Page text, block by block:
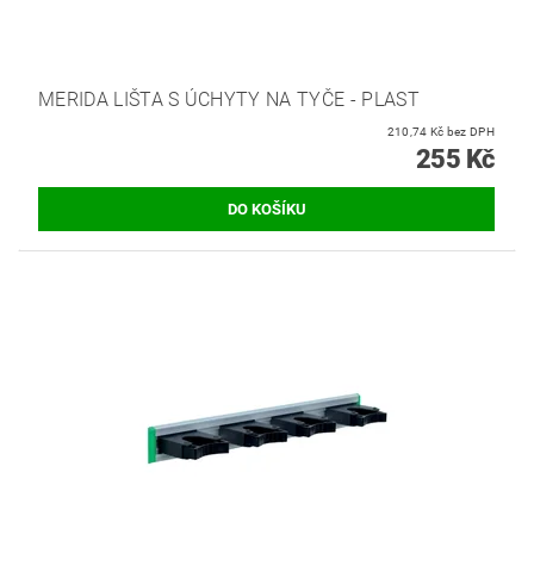
MERIDA LIŠTA S ÚCHYTY NA TYČE - PLAST
210,74 Kč bez DPH
255 Kč